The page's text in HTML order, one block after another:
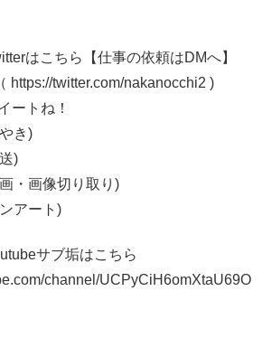
はこちら【仕事の依頼はDMへ】
https://twitter.com/nakanocchi2 )
ートね！
き)
)
・画像切り取り)
アート)
サブ垢はこちら
channel/UCPyCiH6omXtaU69O